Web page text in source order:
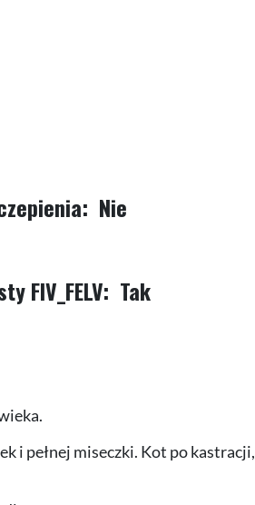
Nie
FIV_FELV Tak
i pełnej miseczki. Kot po kastracji,